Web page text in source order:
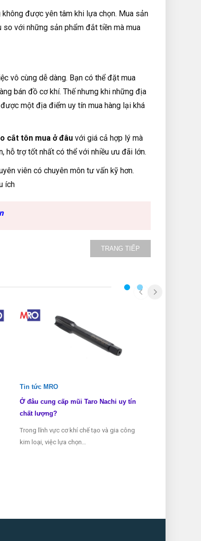
được yên tâm khi lựa chọn. Mua sản
với những sản phẩm đắt tiền mà mua
vô cùng dễ dàng. Bạn có thể đặt mua
bán đồ cơ khí. Thế nhưng khi những địa
một địa điểm uy tín mua hàng lại khá
cắt tôn mua ở đâuvới giá cả hợp lý mà
hỗ trợ tốt nhất có thể với nhiều ưu đãi lớn.
viên có chuyên môn tư vấn kỹ hơn.
ích
TRANG TIẾP
Tin tức MRO
Ở đâu cung cấp mũi Taro Nachi uy tín
chất lượng?
Trong lĩnh vực cơ khí chế tạo và gia công
kim loại, việc lựa chọn…